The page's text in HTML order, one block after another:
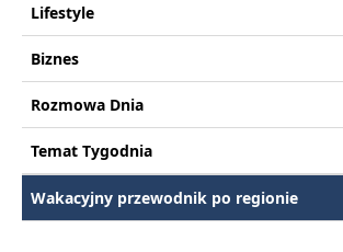
Lifestyle
Biznes
Rozmowa Dnia
Temat Tygodnia
Wakacyjny przewodnik po regionie